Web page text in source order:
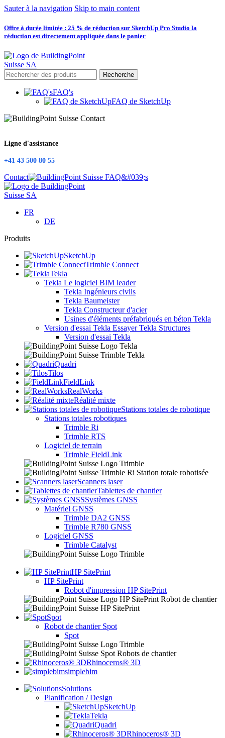
Sauter à la navigation Skip to main content
Offre à durée limitée : 25 % de réduction sur SketchUp Pro Studio la
réduction est directement appliquée dans le panier
Recherche
FAQ's
FAQ de SketchUp
Ligne d'assistance
+41 43 500 80 55
Contact
FR
DE
Produits
SketchUp
Trimble Connect
Tekla
Tekla Le logiciel BIM leader
Tekla Ingénieurs civils
Tekla Baumeister
Tekla Constructeur d'acier
Usines d'éléments préfabriqués en béton Tekla
Version d'essai Tekla Essayer Tekla Structures
Version d'essai Tekla
Quadri
Tilos
FieldLink
RealWorks
Réalité mixte
Stations totales de robotique
Stations totales robotiques
Trimble Ri
Trimble RTS
Logiciel de terrain
Trimble FieldLink
Scanners laser
Tablettes de chantier
Systèmes GNSS
Matériel GNSS
Trimble DA2 GNSS
Trimble R780 GNSS
Logiciel GNSS
Trimble Catalyst
HP SitePrint
HP SitePrint
Robot d'impression HP SitePrint
Spot
Robot de chantier Spot
Spot
Rhinoceros® 3D
simplebim
Solutions
Planification / Design
SketchUp
Tekla
Quadri
Rhinoceros® 3D